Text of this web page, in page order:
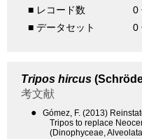
■ レコード数
0
■ データセット
0
Tripos hircus
考文献
●
Gómez, F. (2013)
Tripos to replace
(Dinophyceae,